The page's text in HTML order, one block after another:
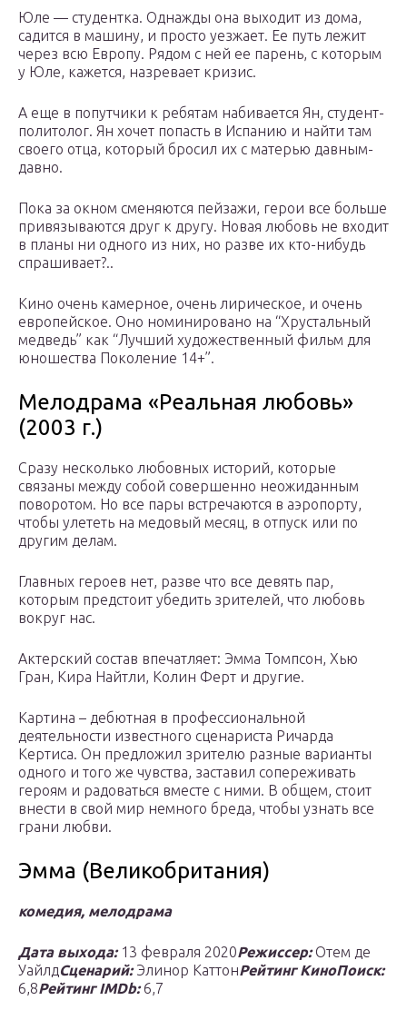
Юле — студентка. Однажды она выходит из дома,
садится в машину, и просто уезжает. Ее путь лежит
через всю Европу. Рядом с ней ее парень, с которым
у Юле, кажется, назревает кризис.
А еще в попутчики к ребятам набивается Ян, студент-
политолог. Ян хочет попасть в Испанию и найти там
своего отца, который бросил их с матерью давным-
давно.
Пока за окном сменяются пейзажи, герои все больше
привязываются друг к другу. Новая любовь не входит
в планы ни одного из них, но разве их кто-нибудь
спрашивает?..
Кино очень камерное, очень лирическое, и очень
европейское. Оно номинировано на “Хрустальный
медведь” как “Лучший художественный фильм для
юношества Поколение 14+”.
Мелодрама «Реальная любовь»
(2003 г.)
Сразу несколько любовных историй, которые
связаны между собой совершенно неожиданным
поворотом. Но все пары встречаются в аэропорту,
чтобы улететь на медовый месяц, в отпуск или по
другим делам.
Главных героев нет, разве что все девять пар,
которым предстоит убедить зрителей, что любовь
вокруг нас.
Актерский состав впечатляет: Эмма Томпсон, Хью
Гран, Кира Найтли, Колин Ферт и другие.
Картина – дебютная в профессиональной
деятельности известного сценариста Ричарда
Кертиса. Он предложил зрителю разные варианты
одного и того же чувства, заставил сопереживать
героям и радоваться вместе с ними. В общем, стоит
внести в свой мир немного бреда, чтобы узнать все
грани любви.
Эмма (Великобритания)
комедия, мелодрама
Дата выхода:13 февраля 2020Режиссер:Отем де
УайлдСценарий:Элинор КаттонРейтинг КиноПоиск:
6,8Рейтинг IMDb:6,7